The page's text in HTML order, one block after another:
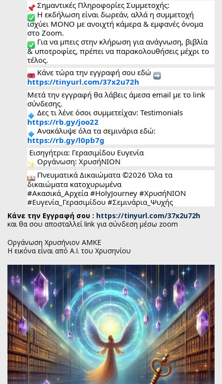
Σημαντικές Πληροφορίες Συμμετοχής:
Η εκδήλωση είναι δωρεάν, αλλά η συμμετοχή
ισχύει ΜΟΝΟ με ανοιχτή κάμερα & εμφανές όνομα
στο Zoom.
Για να μπεις στην κλήρωση για ανάγνωση, βιβλία
& υποτροφίες, πρέπει να παρακολουθήσεις μέχρι το
τέλος.
Κάνε τώρα την εγγραφή σου εδώ
https://tinyurl.com/37x2u72h
Μετά την εγγραφή θα λάβεις άμεσα email με το link
σύνδεσης.
Δες τι λένε όσοι συμμετείχαν: Testimonials
https://rb.gy/joo22
Ανακάλυψε όλα τα σεμινάρια εδώ:
https://rb.gy/l0pb7g
Εισηγήτρια: Γερασιμίδου Ευγενία
Οργάνωση: ΧρυσήΝΙΟΝ
Πνευματικά Δικαιώματα ©2026 Όλα τα
δικαιώματα κατοχυρωμένα
#Ακασικά_Αρχεία #HolyJourney #ΧρυσήΝΙΟΝ
#Ευγενία_Γερασιμίδου #Σεμινάρια_Ψυχής
Κάνε την Εγγραφή σου : https://tinyurl.com/37x2u72h
και θα σου αποσταλλεί link για σύνδεση μέσω zoom
Οργάνωση Χρυσήνιον ΑΜΚΕ
Η εικόνα είναι από Α.Ι. του Χρυσηνίου